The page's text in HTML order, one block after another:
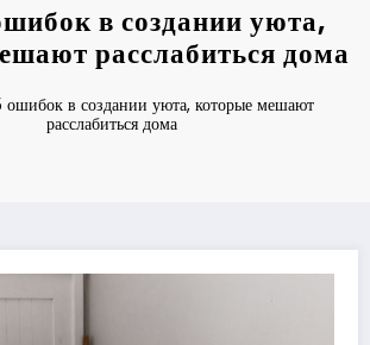
в создании уюта,
расслабиться дома
в создании уюта, которые мешают
расслабиться дома